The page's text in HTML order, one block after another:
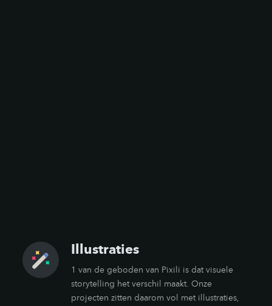
Illustraties
1 van de geboden van Pixili is dat visuele
storytelling het verschil maakt. Onze
projecten zitten daarom vol met illustraties,